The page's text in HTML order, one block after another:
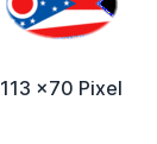
113 x70 Pixel